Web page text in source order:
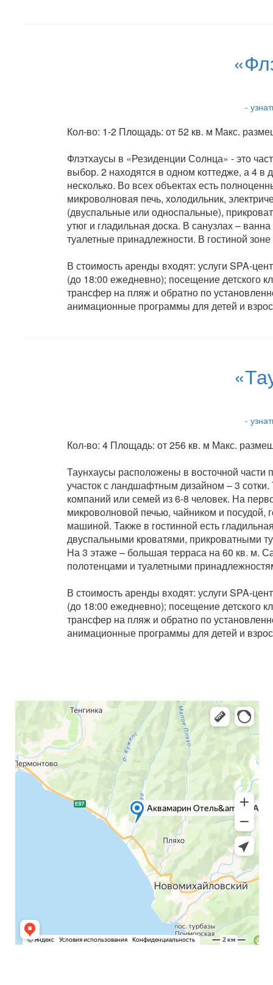
-
Кол-во: 1-2 Площадь: от 52 кв. м Макс.
Флэтхаусы в «Резиденции Солнца» - это
выбор. 2 находятся в одном коттедже, а 4 в
несколько. Во всех объектах есть
микроволновая печь, холодильник,
(двуспальные или односпальные),
утюг и гладильная доска. В санузлах –
туалетные принадлежности. В гостиной
В стоимость аренды входят: услуги SPA-
(до 18:00 ежедневно); посещение детского
трансфер на пляж и обратно по
анимационные программы для детей и
-
Кол-во: 4 Площадь: от 256 кв. м Макс.
Таунхаусы расположены в восточной
участок с ландшафтным дизайном – 3
компаний или семей из 6-8 человек. На
микроволновой печью, чайником и посудой,
машиной. Также в гостинной есть
двуспальными кроватями, прикроватными
На 3 этаже – большая терраса на 60 кв. м.
полотенцами и туалетными
В стоимость аренды входят: услуги SPA-
(до 18:00 ежедневно); посещение детского
трансфер на пляж и обратно по
анимационные программы для детей и